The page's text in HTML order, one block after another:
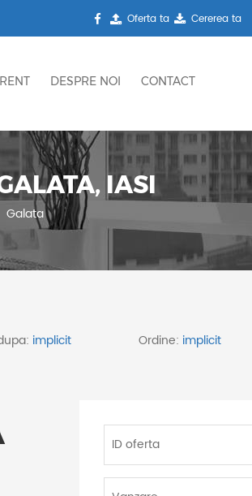
Oferta ta Cererea ta
DESPRE NOI CONTACT
IASI
Galata
Ordine:
oferta